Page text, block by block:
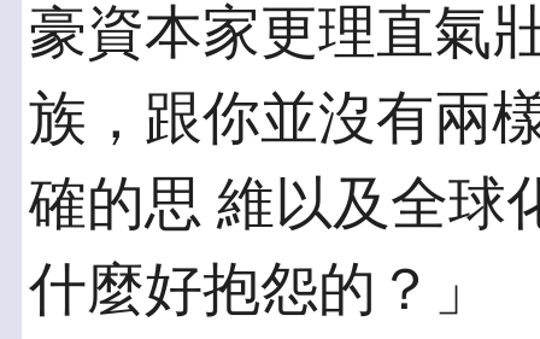
豪資本家更理直氣
族，跟你並沒有兩
確的思 維以及全球
什麼好抱怨的？」